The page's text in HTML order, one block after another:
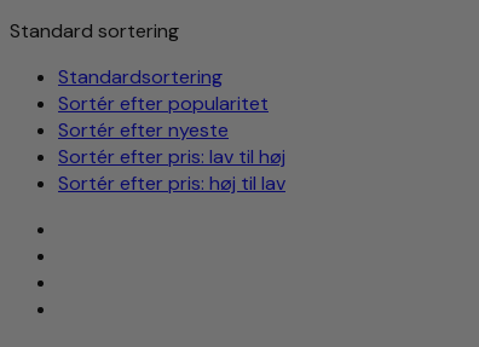
Standard sortering
Standardsortering
Sortér efter popularitet
Sortér efter nyeste
Sortér efter pris: lav til høj
Sortér efter pris: høj til lav